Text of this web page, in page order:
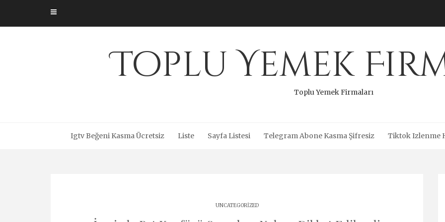
content
Toplu Yemek
Toplu Yemek Firmaları
Igtv Beğeni Kasma Ücretsiz Liste Sayfa Listesi Telegram Abone Kasma Şifresiz Tiktok Izlenme
UNCATEGORIZED